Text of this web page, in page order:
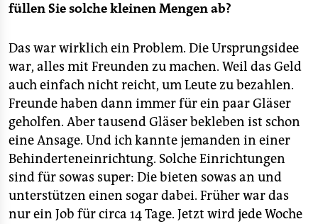
füllen Sie solche kleinen Mengen ab?
Das war wirklich ein Problem. Die Ursprungsidee
war, alles mit Freunden zu machen. Weil das Geld
auch einfach nicht reicht, um Leute zu bezahlen.
Freunde haben dann immer für ein paar Gläser
geholfen. Aber tausend Gläser bekleben ist schon
eine Ansage. Und ich kannte jemanden in einer
Behinderteneinrichtung. Solche Einrichtungen
sind für sowas super: Die bieten sowas an und
unterstützen einen sogar dabei. Früher war das
nur ein Job für circa 14 Tage. Jetzt wird jede Woche